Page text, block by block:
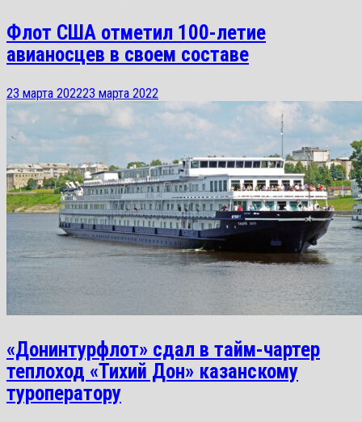
Флот США отметил 100-летие
авианосцев в своем составе
23 марта 202223 марта 2022
«Донинтурфлот» сдал в тайм-чартер
теплоход «Тихий Дон» казанскому
туроператору